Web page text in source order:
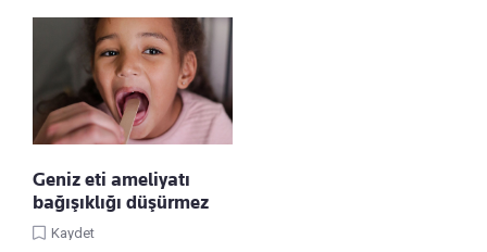
Geniz eti ameliyatı
bağışıklığı düşürmez
Kaydet